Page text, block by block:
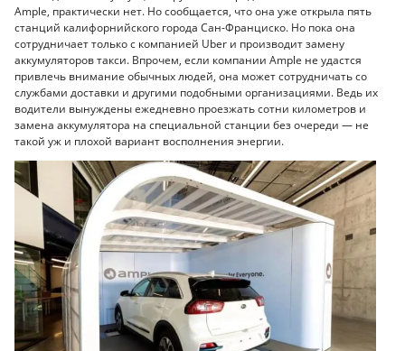
Ample, практически нет. Но сообщается, что она уже открыла пять
станций калифорнийского города Сан-Франциско. Но пока она
сотрудничает только с компанией Uber и производит замену
аккумуляторов такси. Впрочем, если компании Ample не удастся
привлечь внимание обычных людей, она может сотрудничать со
службами доставки и другими подобными организациями. Ведь их
водители вынуждены ежедневно проезжать сотни километров и
замена аккумулятора на специальной станции без очереди — не
такой уж и плохой вариант восполнения энергии.